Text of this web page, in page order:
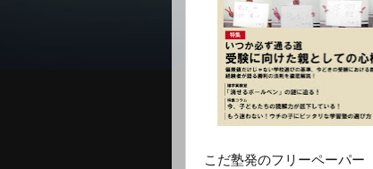
こだ塾発のフリーペーパー